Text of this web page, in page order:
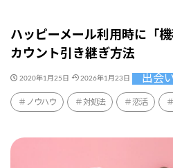
ハッピーメール利用時に「
カウント引き継ぎ方法
2020年1月25日 2026年1月23日 出会
ノウハウ 対処法 恋活